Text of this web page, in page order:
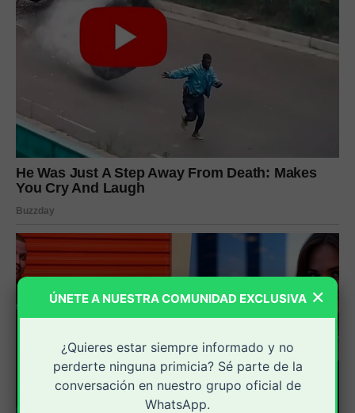
×
ÚNETE A NUESTRA COMUNIDAD EXCLUSIVA
¿Quieres estar siempre informado y no
perderte ninguna primicia? Sé parte de la
conversación en nuestro grupo oficial de
WhatsApp.